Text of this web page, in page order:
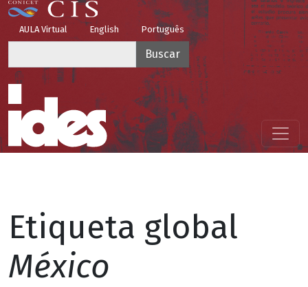
Pasar al contenido principal
Top Menu
AULA Virtual English Português
Menú principal
Etiqueta global
México